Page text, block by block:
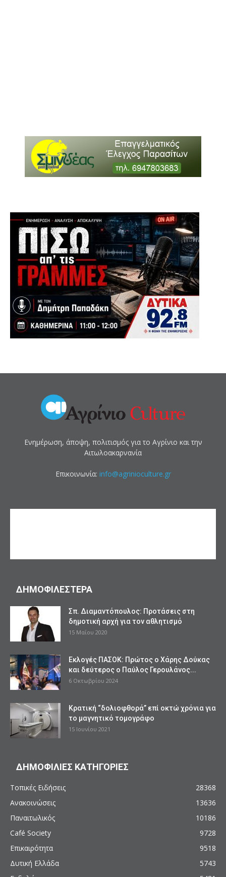
Ενημέρωση, άποψη, πολιτισμός για το Αγρίνιο και την
Αιτωλοακαρνανία
Επικοινωνία: info@agrinioculture.gr
ΔΗΜΟΦΙΛΕΣΤΕΡΑ
Σπ. Διαμαντόπουλος: Προτάσεις στη
δημοτική αρχή για τον αθλητισμό
15 Μαΐου 2020
Εκλογές ΠΑΣΟΚ: Πρώτος ο Χάρης Δούκας
και δεύτερος ο Παύλος Γερουλάνος...
6 Οκτωβρίου 2024
Κρατική “δολιοφθορά” επί οκτώ χρόνια για
το μαγνητικό τομογράφο
15 Ιουνίου 2021
ΔΗΜΟΦΙΛΙΕΣ ΚΑΤΗΓΟΡΙΕΣ
Τοπικές Ειδήσεις
28368
Ανακοινώσεις
13636
Παναιτωλικός
10186
Café Society
9728
Επικαιρότητα
9518
Δυτική Ελλάδα
5743